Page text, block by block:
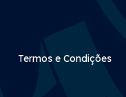
Rodapé
Termos e Condições